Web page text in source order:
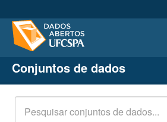
Conjuntos de dados
Organizações
Grupos
Conjuntos de dados